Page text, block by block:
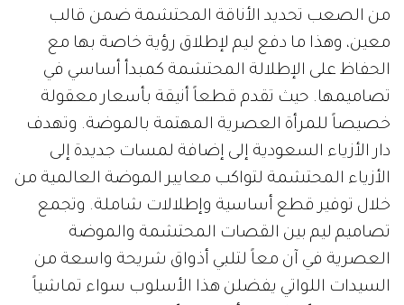
من الصعب تحديد الأناقة المحتشمة ضمن قالب
معين، وهذا ما دفع ليم لإطلاق رؤية خاصة بها مع
الحفاظ على الإطلالة المحتشمة كمبدأ أساسي في
تصاميمها. حيث تقدم قطعاً أنيقة بأسعار معقولة
خصيصاً للمرأة العصرية المهتمة بالموضة. وتهدف
دار الأزياء السعودية إلى إضافة لمسات جديدة إلى
الأزياء المحتشمة لتواكب معايير الموضة العالمية من
خلال توفير قطع أساسية وإطلالات شاملة. وتجمع
تصاميم ليم بين القصات المحتشمة والموضة
العصرية في آن معاً لتلبي أذواق شريحة واسعة من
السيدات اللواتي يفضلن هذا الأسلوب سواء تماشياً